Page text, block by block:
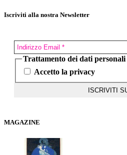
Iscriviti alla nostra Newsletter
Trattamento dei dati personali
Accetto la privacy
MAGAZINE